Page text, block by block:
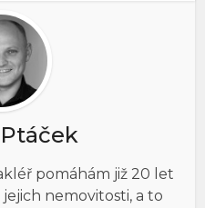
pomáhám již 20 let
nemovitosti, a to